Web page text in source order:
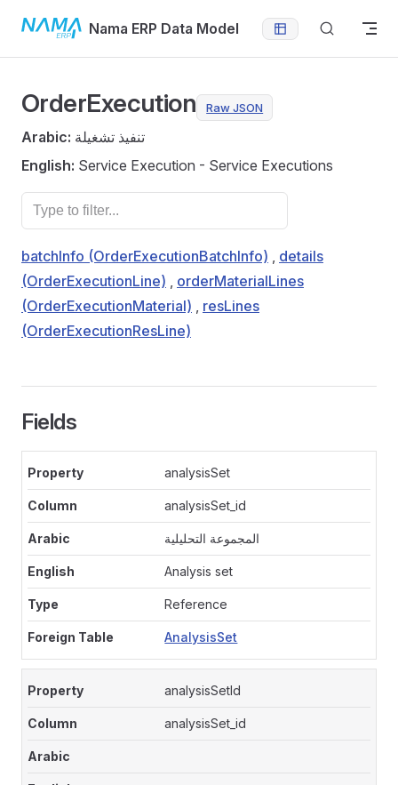
Skip to contentNama ERP Data Model
OrderExecution Raw JSON
Arabic: تنفيذ تشغيلة
English: Service Execution - Service Executions
batchInfo (OrderExecutionBatchInfo) , details
(OrderExecutionLine) , orderMaterialLines
(OrderExecutionMaterial) , resLines
(OrderExecutionResLine)
Fields
analysisSet
analysisSet_id
المجموعة التحليلية
Analysis set
Reference
AnalysisSet
analysisSetId
analysisSet_id